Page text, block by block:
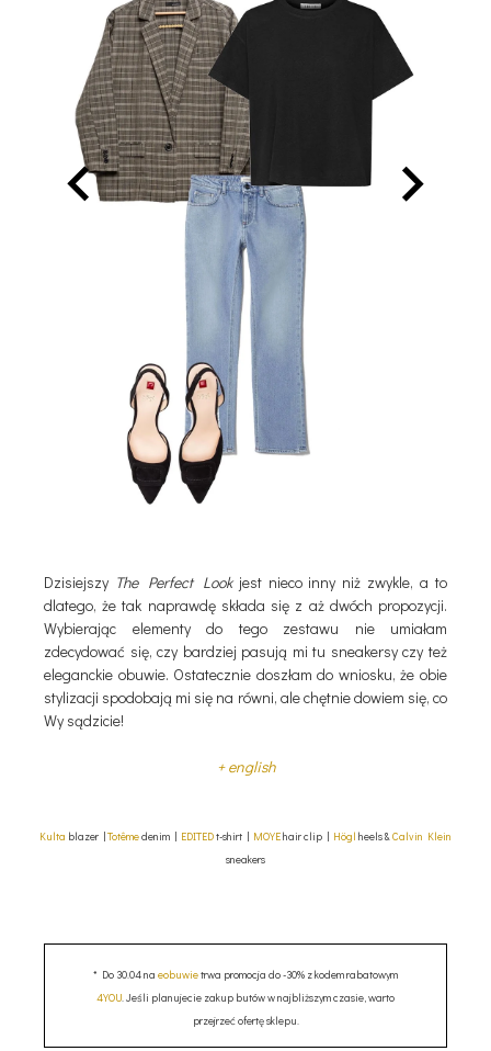
Dzisiejszy The Perfect Lookjest nieco inny niż zwykle, a to
dlatego, że tak naprawdę składa się z aż dwóch propozycji.
Wybierając elementy do tego zestawu nie umiałam
zdecydować się, czy bardziej pasują mi tu sneakersy czy też
eleganckie obuwie. Ostatecznie doszłam do wniosku, że obie
stylizacji spodobają mi się na równi, ale chętnie dowiem się, co
Wy sądzicie!
+ english
Kulta blazer |Totêmedenim | EDITEDt-shirt | MOYEhair clip | Högl heels &Calvin Klein
sneakers
* Do 30.04 na eobuwietrwa promocja do -30% z kodem rabatowym
4YOU. Jeśli planujecie zakup butów w najbliższym czasie, warto
przejrzeć ofertę sklepu.